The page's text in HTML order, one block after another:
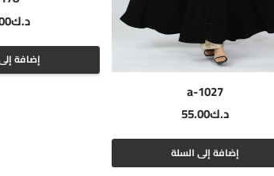
a-1027
د.ك55.00
إضافة إلى السلة
د.ك
إضافة